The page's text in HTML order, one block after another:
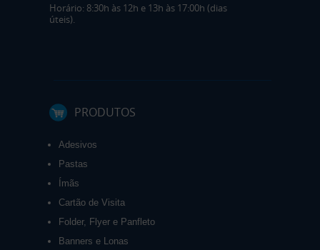
Horário: 8:30h às 12h e 13h às 17:00h (dias
úteis).
PRODUTOS
Adesivos
Pastas
Ímãs
Cartão de Visita
Folder, Flyer e Panfleto
Banners e Lonas